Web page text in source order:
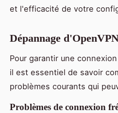
et l'efficacité de votre
Dépannage
Pour garantir une
il est essentiel de savoir
problèmes courants qui
Problèmes de connexion